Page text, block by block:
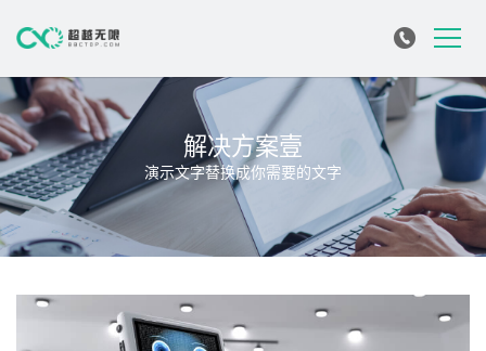
解决方案壹
演示文字替换成你需要的文字